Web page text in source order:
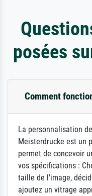
posées
Comment
La personnalisation
Meisterdrucke est un
permet de concevoir
vos spécifications :
taille de l'image,
ajoutez un vitrage